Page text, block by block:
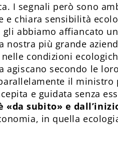
I segnali però sono
e chiara sensibilità
abbiamo affiancato
nostra più grande
condizioni
agiscano secondo le
il ministro
e guidata senza
«da subito» e
in quella